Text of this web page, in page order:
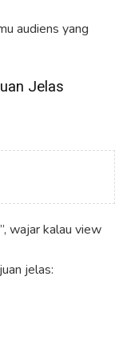
audiens yang
Jelas
wajar kalau view
jelas: